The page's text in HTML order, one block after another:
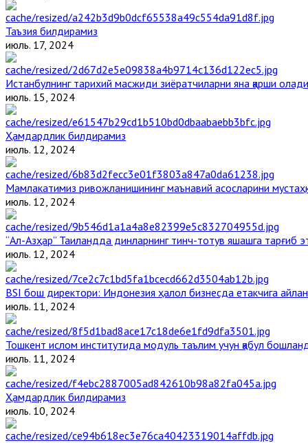
Таъзия билдирамиз
июль. 17, 2024
Истанбулнинг тарихий масжиди зиёратчиларни яна қарши олади
июль. 15, 2024
Ҳамдардлик билдирамиз
июль. 12, 2024
Мамлакатимиз ривожланишининг маънавий асосларини
июль. 12, 2024
“Ал-Азҳар” Таиландда динларнинг тинч-тотув яшашга тарғиб
июль. 12, 2024
BSI бош директори: Индонезия ҳалол бизнесда етакчига
июль. 11, 2024
Тошкент ислом институтида модуль таълим учун қабул
июль. 11, 2024
Ҳамдардлик билдирамиз
июль. 10, 2024